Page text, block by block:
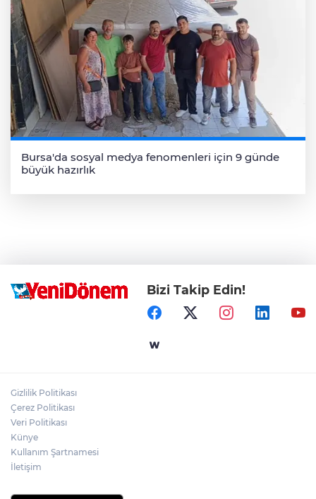
Bursa'da sosyal medya fenomenleri için 9 günde
büyük hazırlık
Bizi Takip Edin!
Gizlilik Politikası
Çerez Politikası
Veri Politikası
Künye
Kullanım Şartnamesi
İletişim